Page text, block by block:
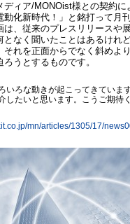
ディア/MONOist様との契約に
動化新時代！」と銘打って月
は、従来のプレスリリースや
となく聞いたことはあるけれ
それを正面からでなく斜めよ
うとするものです。
いろな動きが起こってきていま
したいと思います。こうご期待く
mn/articles/1305/17/